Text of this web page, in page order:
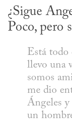
¿Sigue
Poco, pero
Está todo
llevo una
somos
me dio
Ángeles y
un